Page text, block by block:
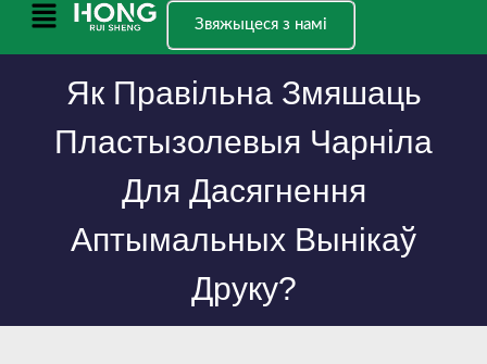
ПерайсціГалоўнае
Звяжыцеся з намі
Як Правільна Змяшаць
Пластызолевыя Чарніла
Для Дасягнення
Аптымальных Вынікаў
Друку?